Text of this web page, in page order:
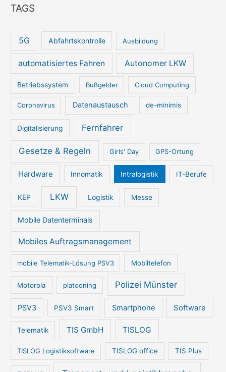
TAGS
5G Abfahrtskontrolle Ausbildung
automatisiertes Fahren Autonomer LKW
Betriebssystem Bußgelder Cloud Computing
Coronavirus Datenaustausch de-minimis
Digitalisierung Fernfahrer
Gesetze & Regeln Girls' Day GPS-Ortung
Hardware Innomatik Intralogistik IT-Berufe
KEP LKW Logistik Messe
Mobile Datenterminals
Mobiles Auftragsmanagement
mobile Telematik-Lösung PSV3 Mobiltelefon
Motorola platooning Polizei Münster
PSV3 PSV3 Smart Smartphone Software
Telematik TIS GmbH TISLOG
TISLOG Logistiksoftware TISLOG office TIS Plus